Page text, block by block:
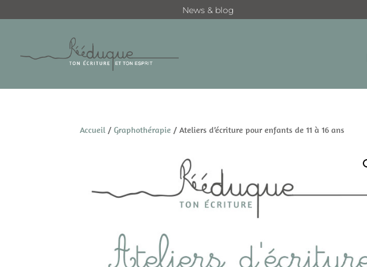
News & blog
Accueil /Graphothérapie / Ateliers d’écriture pour enfants de 11 à 16 ans